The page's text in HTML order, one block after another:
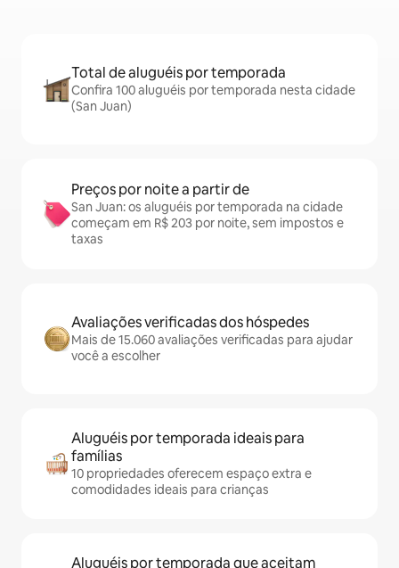
Total de aluguéis por temporada
Confira 100 aluguéis por temporada nesta cidade
(San Juan)
Preços por noite a partir de
San Juan: os aluguéis por temporada na cidade
começam em R$ 203 por noite, sem impostos e
taxas
Avaliações verificadas dos hóspedes
Mais de 15.060 avaliações verificadas para ajudar
você a escolher
Aluguéis por temporada ideais para
famílias
10 propriedades oferecem espaço extra e
comodidades ideais para crianças
Aluguéis por temporada que aceitam